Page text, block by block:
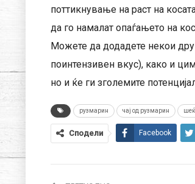
поттикнување на раст на
да го намалат опаѓањето на
Можете да додадете некои
поинтензивен вкус), како и
но и ќе ги зголемите
рузмарин чај од рузмарин
Сподели Facebook